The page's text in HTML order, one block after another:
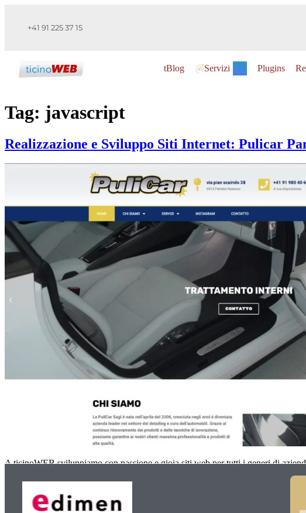
+41 91 225 37 15
tBlog Servizi Plugins
Tag: javascript
Realizzazione e Sviluppo Siti Internet: Pulicar
A ticinoWEB sviluppiamo con passione e gioia siti web per tutti i generi di